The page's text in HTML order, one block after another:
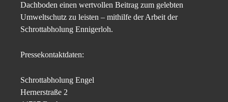
Dachboden einen wertvollen Beitrag zum gelebten
Umweltschutz zu leisten – mithilfe der Arbeit der
Schrottabholung Ennigerloh.
Pressekontaktdaten:
Schrottabholung Engel
Hernerstraße 2